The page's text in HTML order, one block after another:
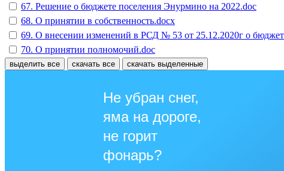
67. Решение о бюджете поселения Энурмино на 2022.doc
68. О принятии в собственность.docx
69. О внесении изменений в РСД № 53 от 25.12.2020г о
70. О принятии полномочий.doc
выделить все скачать все скачать выделенные
Не убран снег,
яма на дороге,
не горит
фонарь?